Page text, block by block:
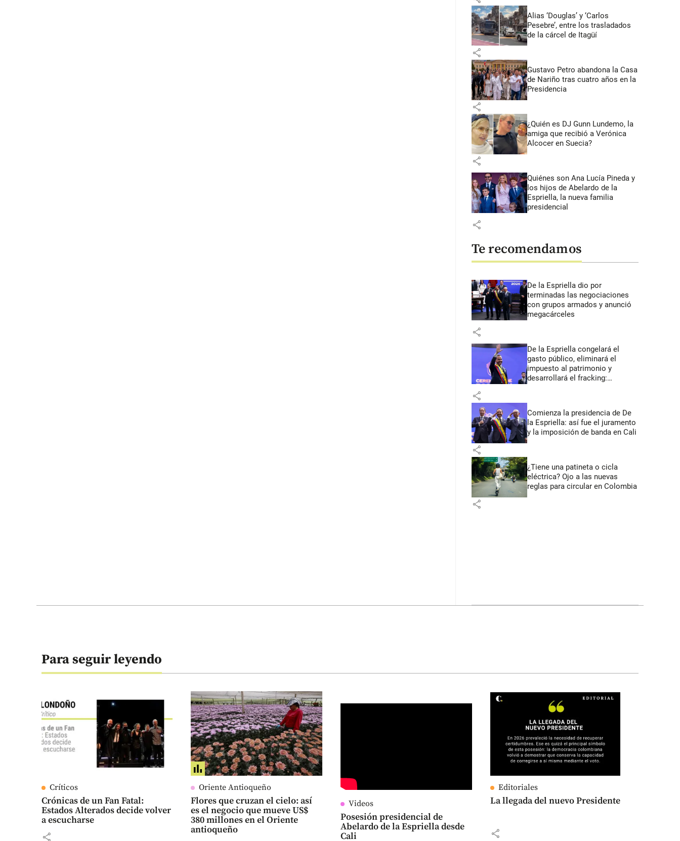
Alias ‘Douglas’ y ‘Carlos
Pesebre’, entre los trasladados
de la cárcel de Itagüí
share
Gustavo Petro abandona la Casa
de Nariño tras cuatro años en la
Presidencia
share
¿Quién es DJ Gunn Lundemo, la
amiga que recibió a Verónica
Alcocer en Suecia?
share
Quiénes son Ana Lucía Pineda y
los hijos de Abelardo de la
Espriella, la nueva familia
presidencial
share
Te recomendamos
De la Espriella dio por
terminadas las negociaciones
con grupos armados y anunció
megacárceles
share
De la Espriella congelará el
gasto público, eliminará el
impuesto al patrimonio y
desarrollará el fracking:
share
Comienza la presidencia de De
la Espriella: así fue el juramento
y la imposición de banda en Cali
share
¿Tiene una patineta o cicla
eléctrica? Ojo a las nuevas
reglas para circular en Colombia
share
Para seguir leyendo
Críticos
Crónicas de un Fan Fatal:
Estados Alterados decide volver
a escucharse
share
Oriente Antioqueño
Flores que cruzan el cielo: así
es el negocio que mueve US$
380 millones en el Oriente
antioqueño
Videos
Posesión presidencial de
Abelardo de la Espriella desde
Cali
Editoriales
La llegada del nuevo Presidente
share